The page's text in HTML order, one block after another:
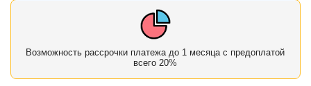
Возможность рассрочки платежа до 1 месяца с предоплатой
всего 20%